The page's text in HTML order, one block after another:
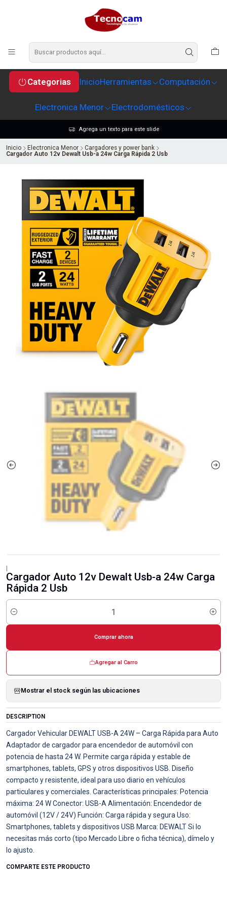
Categorias InicioHerramientas Computación
Electronica Menor Electrodomésticos
Agrega un texto para este slide
Inicio Electronica Menor
Cargadores y power bank
Cargador Auto 12v Dewalt Usb-a 24w Carga Rápida 2 Usb
Cargador Auto 12v Dewalt Usb-a 24w Carga
Rápida 2 Usb
Cantidad
Agregar al Carro
Comprar ahora
Mostrar el stock según las ubicaciones
DESCRIPTION
Cargador Vehicular DEWALT USB-A 24W – Carga Rápida para Auto
Adaptador de cargador para encendedor de automóvil con
potencia de hasta 24 W. Permite carga rápida y estable de
smartphones, tablets, GPS y otros dispositivos USB. Diseño
compacto y resistente, ideal para uso diario en vehículos
particulares y comerciales. Características principales: Potencia
máxima: 24 W Conector: USB-A Alimentación: Encendedor de
automóvil (12V / 24V) Función: Carga rápida y segura Uso:
Smartphones, tablets y dispositivos USB Marca: DEWALT Si lo
necesitas más corto (tipo Mercado Libre o ficha técnica), dímelo y
lo ajusto.
COMPARTE ESTE PRODUCTO